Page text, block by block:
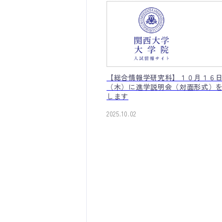
【総合情報学研究科】１０月１６日
（木）に進学説明会（対面形式）
します
2025.10.02